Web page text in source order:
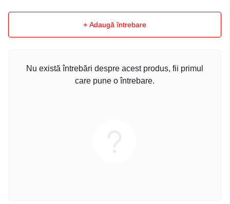
+ Adaugă întrebare
Nu există întrebări despre acest produs, fii primul
care pune o întrebare.